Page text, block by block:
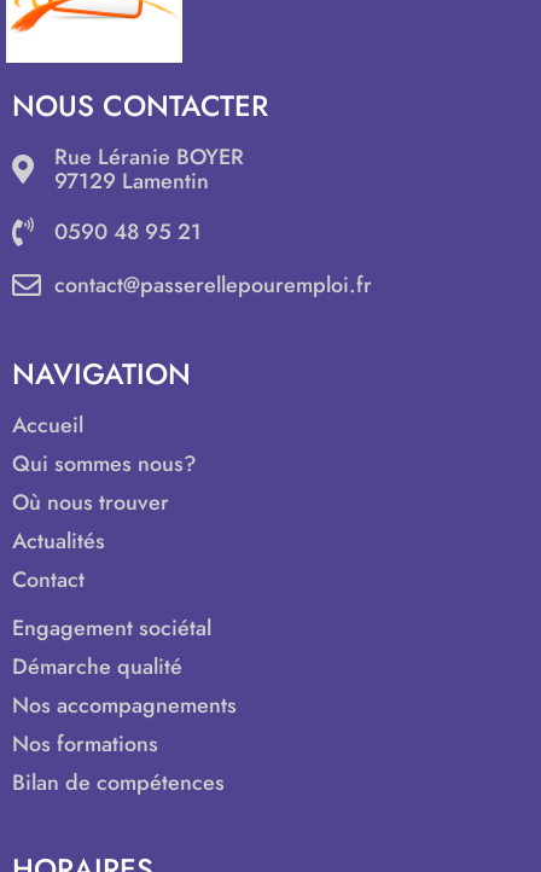
NOUS CONTACTER
Rue Léranie BOYER
97129 Lamentin
0590 48 95 21
contact@passerellepouremploi.fr
NAVIGATION
Accueil
Qui sommes nous?
Où nous trouver
Actualités
Contact
Engagement sociétal
Démarche qualité
Nos accompagnements
Nos formations
Bilan de compétences